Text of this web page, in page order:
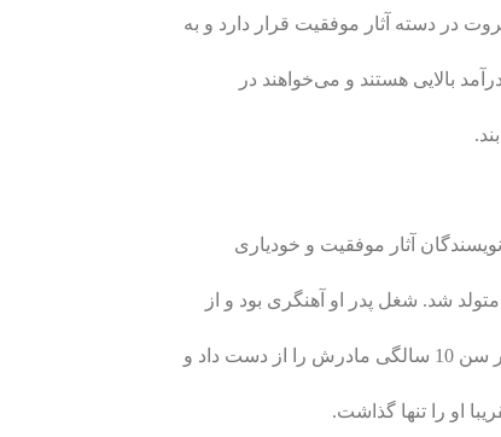
در دسته‌ آثار موفقیت قرار دارد و به
بالایی هستند و می‌خواهند در
داد و
او را تنها گذاشت.